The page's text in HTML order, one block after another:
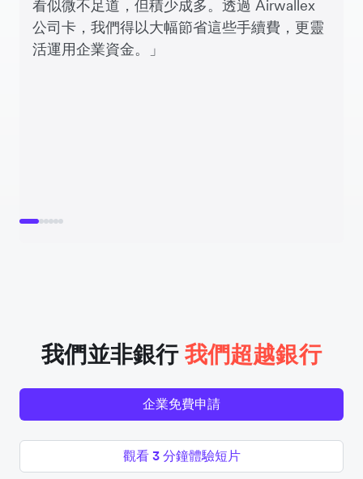
看似微不足道，但積少成多。透過 Airwallex
公司卡，我們得以大幅節省這些手續費，更靈
活運用企業資金。」
我們並非銀行我們超越銀行
企業免費申請
觀看 3 分鐘體驗短片